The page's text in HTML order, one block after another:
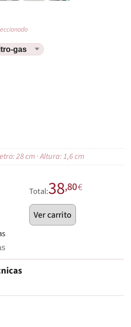
28 cm · Altura: 1,6 cm
Total:38,80€
Ver carrito